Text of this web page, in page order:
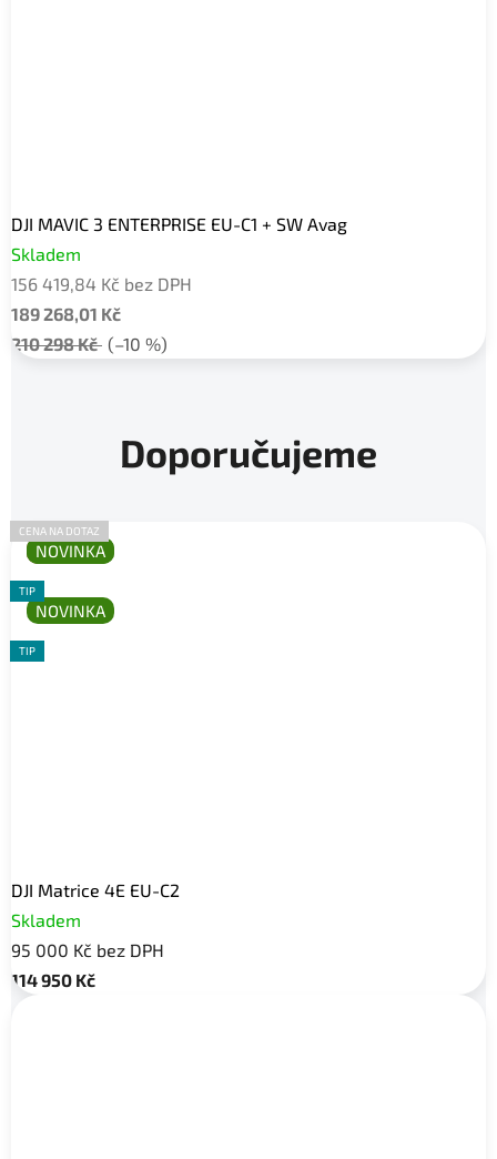
DJI MAVIC 3 ENTERPRISE EU-C1 + SW Avag
Skladem
156 419,84 Kč bez DPH
189 268,01 Kč
210 298 Kč (–10 %)
Doporučujeme
DJI Matrice 4E EU-C2
Skladem
95 000 Kč bez DPH
114 950 Kč
CENA NA DOTAZ
AKCE
NOVINKA
TIP
NOVINKA
TIP
NOVINKA
TIP
CENA NA DOTAZ
CENA NA DOTAZ